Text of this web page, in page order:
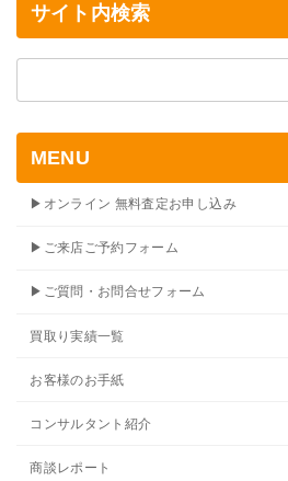
サイト内検索
索:
MENU
▶オンライン 無料査定お申し込み
▶ご来店ご予約フォーム
▶ご質問・お問合せフォーム
買取り実績一覧
お客様のお手紙
コンサルタント紹介
商談レポート